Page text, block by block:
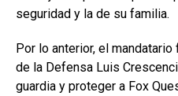
seguridad y la de su familia.
Por lo anterior, el
de la Defensa Luis
guardia y proteger a Fox